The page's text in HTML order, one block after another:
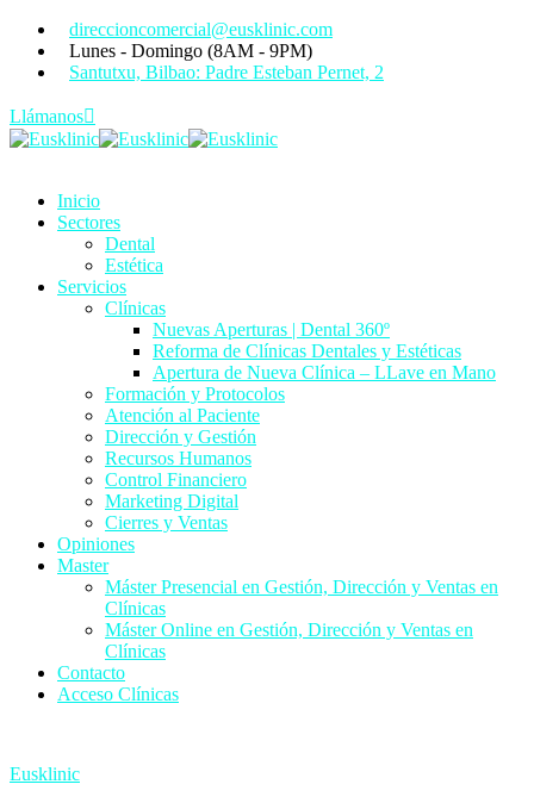
direccioncomercial@eusklinic.com
Lunes - Domingo (8AM - 9PM)
Santutxu, Bilbao: Padre Esteban Pernet, 2
Llámanos
Inicio
Sectores
Dental
Estética
Servicios
Clínicas
Nuevas Aperturas | Dental 360º
Reforma de Clínicas Dentales y Estéticas
Apertura de Nueva Clínica – LLave en Mano
Formación y Protocolos
Atención al Paciente
Dirección y Gestión
Recursos Humanos
Control Financiero
Marketing Digital
Cierres y Ventas
Opiniones
Master
Máster Presencial en Gestión, Dirección y Ventas en
Clínicas
Máster Online en Gestión, Dirección y Ventas en
Clínicas
Contacto
Acceso Clínicas
Eusklinic